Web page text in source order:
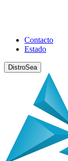
Contacto
Estado
DistroSea